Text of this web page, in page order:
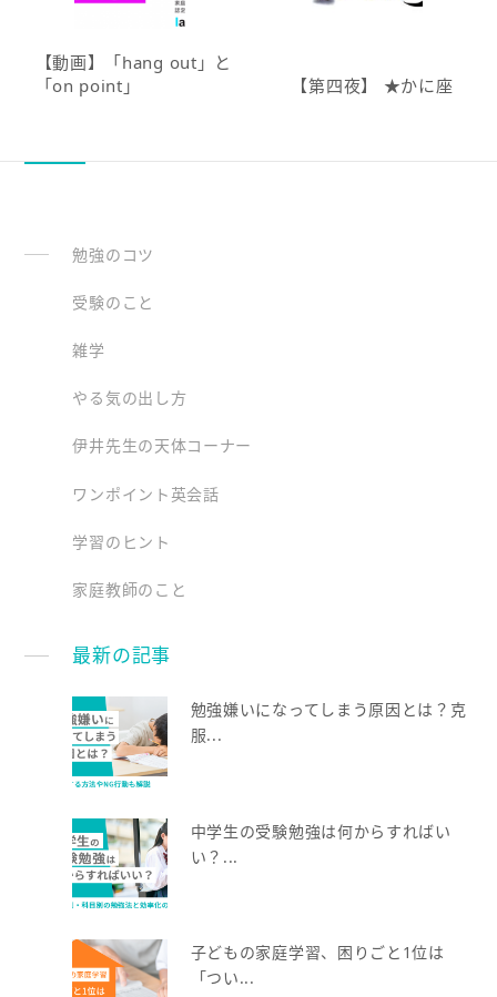
【動画】「hang out」と
「on point」
【第四夜】 ★かに座
勉強のコツ
受験のこと
雑学
やる気の出し方
伊井先生の天体コーナー
ワンポイント英会話
学習のヒント
家庭教師のこと
最新の記事
勉強嫌いになってしまう原因とは？克
服...
中学生の受験勉強は何からすればい
い？...
子どもの家庭学習、困りごと1位は
「つい...